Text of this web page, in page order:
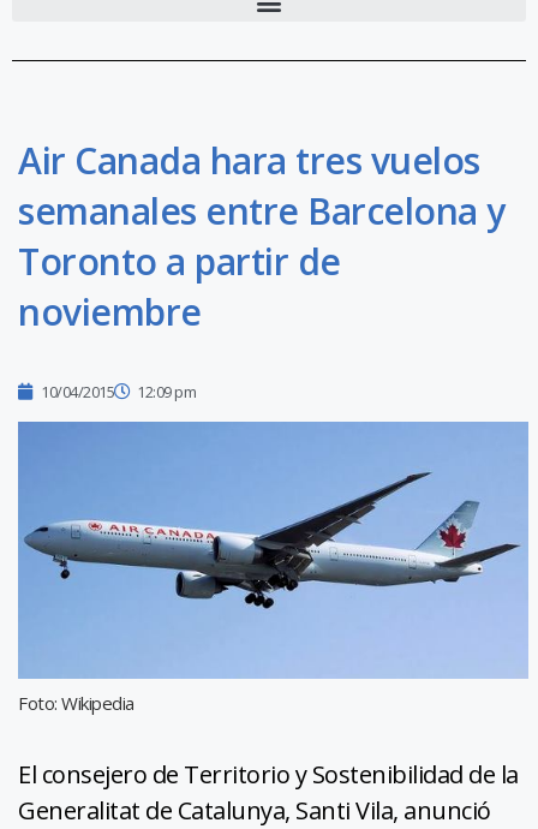
Air Canada hara tres vuelos
semanales entre Barcelona y
Toronto a partir de
noviembre
10/04/2015 12:09 pm
Foto: Wikipedia
El consejero de Territorio y Sostenibilidad de la
Generalitat de Catalunya, Santi Vila, anunció